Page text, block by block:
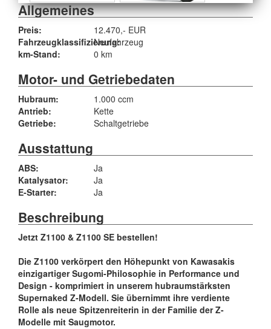
Allgemeines
Preis:
12.470,- EUR
Fahrzeugklassifizierung:
Neufahrzeug
km-Stand:
0 km
Motor- und Getriebedaten
Hubraum:
1.000 ccm
Antrieb:
Kette
Getriebe:
Schaltgetriebe
Ausstattung
ABS:
Ja
Katalysator:
Ja
E-Starter:
Ja
Beschreibung
Jetzt Z1100 & Z1100 SE bestellen!
Die Z1100 verkörpert den Höhepunkt von Kawasakis
einzigartiger Sugomi-Philosophie in Performance und
Design - komprimiert in unserem hubraumstärksten
Supernaked Z-Modell. Sie übernimmt ihre verdiente
Rolle als neue Spitzenreiterin in der Familie der Z-
Modelle mit Saugmotor.